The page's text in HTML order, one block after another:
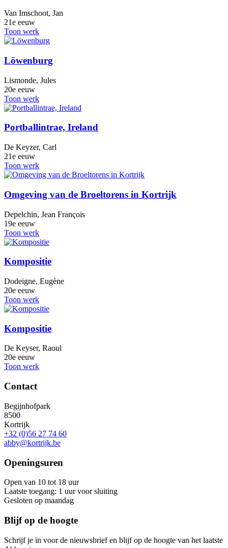
Van Imschoot, Jan
21e eeuw
Toon werk
Löwenburg
Lismonde, Jules
20e eeuw
Toon werk
Portballintrae, Ireland
De Keyzer, Carl
21e eeuw
Toon werk
Omgeving van de Broeltorens in Kortrijk
Depelchin, Jean François
19e eeuw
Toon werk
Kompositie
Dodeigne, Eugène
20e eeuw
Toon werk
Kompositie
De Keyser, Raoul
20e eeuw
Toon werk
Contact
Begijnhofpark
8500
Kortrijk
+32 (0)56 27 74 60
abby@kortrijk.be
Openingsuren
Open van 10 tot 18 uur
Laatste toegang: 1 uur voor sluiting
Gesloten op maandag
Blijf op de hoogte
Schrijf je in voor de nieuwsbrief en blijf op de hoogte van het laatste